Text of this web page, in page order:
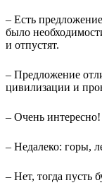
– Есть
было
и отпустят.
– Предложение
цивилизации и
– Очень
– Недалеко: горы,
– Нет, тогда пусть